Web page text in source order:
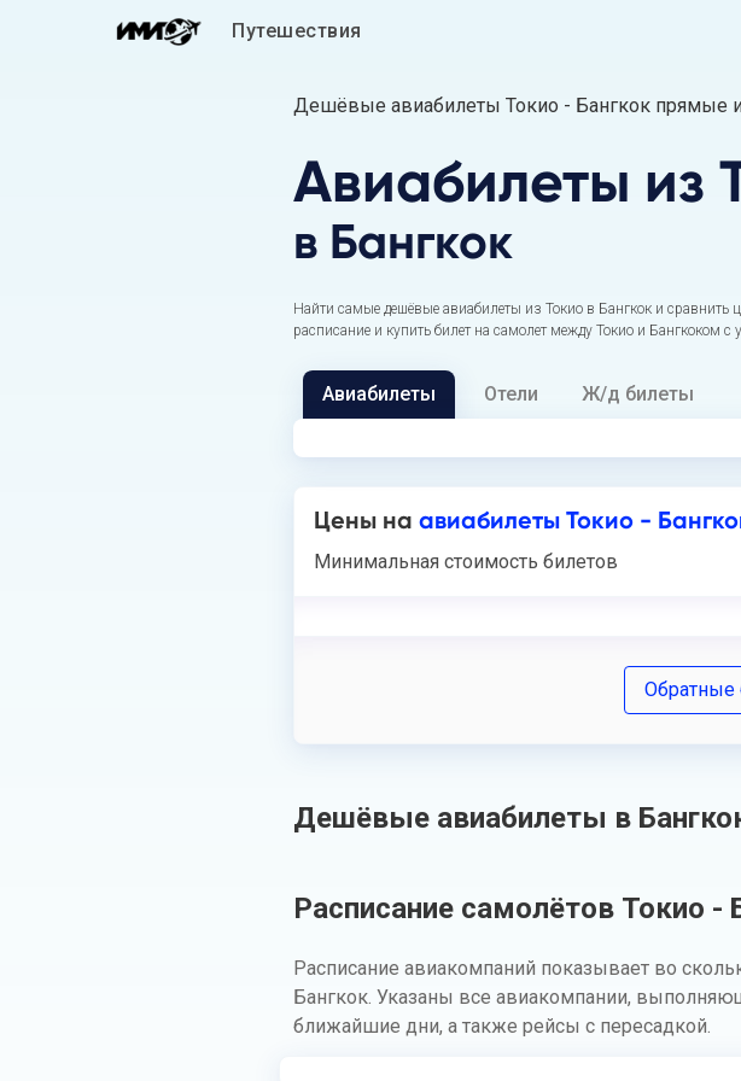
Путешествия
Дешёвые авиабилеты Токио - Бангкок прямые
Авиабилеты из
в Бангкок
Найти самые дешёвые авиабилеты из Токио в Бангкок и
расписание и купить билет на самолет между Токио и Бангкоком с
Авиабилеты Отели Ж/д билеты
Цены на авиабилеты Токио -
Минимальная стоимость билетов
Обратные
Дешёвые авиабилеты в
Расписание самолётов Токио -
Расписание авиакомпаний показывает во
Бангкок. Указаны все авиакомпании,
ближайшие дни, а также рейсы с пересадкой.